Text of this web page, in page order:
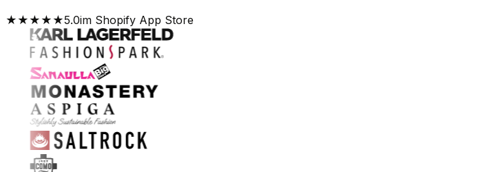
★★★★★5.0im Shopify App Store